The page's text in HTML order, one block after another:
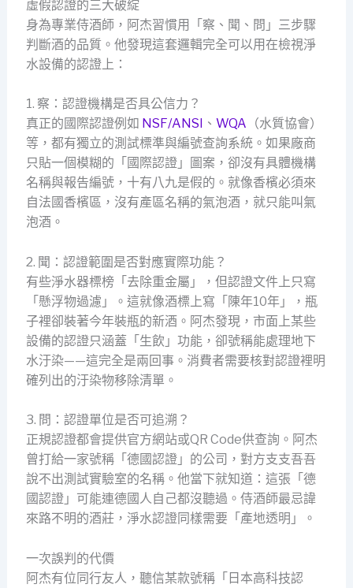
虛假認證的三大破綻
身為專業侍酒師，阿杰習慣用「察、聞、問」三步驟
判斷酒的品質。他發現這套邏輯完全可以用在檢視淨
水設備的認證上：
1. 察：認證機構是否具公信力？
真正的國際認證例如 NSF/ANSI 、 WQA （水質協會）
等，都有獨立的測試標準與編號查詢系統。如果廠商
只貼一個模糊的「國際認證」圖案，卻沒有具體機構
名稱與報告編號，十有八九是假的。就像香檳必須來
自法國香檳區，沒有產區名稱的氣泡酒，就只能叫氣
泡酒。
2. 聞：認證範圍是否對應實際功能？
有些淨水器標榜「去除重金屬」，但認證文件上只寫
「懸浮物過濾」。這就像酒標上寫「陳年10年」，瓶
子裡卻裝著今年裝瓶的新酒。阿杰發現，市面上某些
設備的認證只涵蓋「生飲」功能，卻號稱能處理地下
水汙染——這完全是兩回事。消費者需要核對認證裡明
確列出的汙染物移除清單。
3. 問：認證單位是否可追溯？
正規認證都會提供官方網站或QR Code供查詢。阿杰
曾打給一家號稱「德國認證」的公司，對方支支吾吾
說不出測試實驗室的名稱。他當下就知道：這張「德
國認證」可能連德國人自己都沒聽過。侍酒師最忌諱
來路不明的酒莊，淨水認證同樣需要「產地透明」。
一次誤判的代價
阿杰有位同行友人，聽信某款號稱「日本高科技認